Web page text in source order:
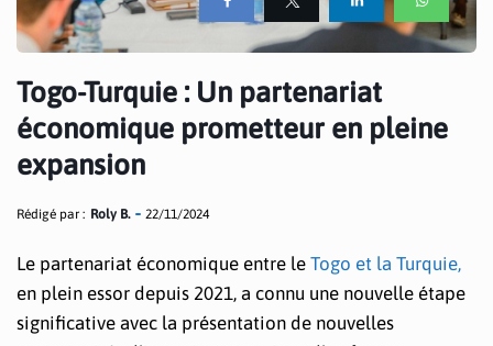
Togo-Turquie : Un partenariat
économique prometteur en pleine
expansion
Rédigé par : Roly B. 22/11/2024
Le partenariat économique entre le Togo et la Turquie,
en plein essor depuis 2021, a connu une nouvelle étape
significative avec la présentation de nouvelles